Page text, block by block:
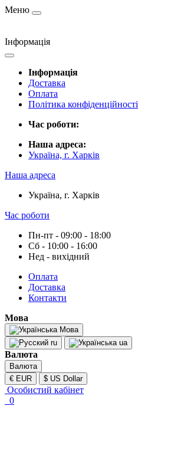
Меню
Інформація
Інформація
Доставка
Оплата
Політика конфіденційності
Час роботи:
Наша адреса:
Україна, г. Харків
Наша адреса
Україна, г. Харків
Час роботи
Пн-пт - 09:00 - 18:00
Сб - 10:00 - 16:00
Нед - вихідний
Оплата
Доставка
Контакти
Мова
Мова
ru
ua
Валюта
Валюта
€ EUR
$ US Dollar
Особистий кабінет
0